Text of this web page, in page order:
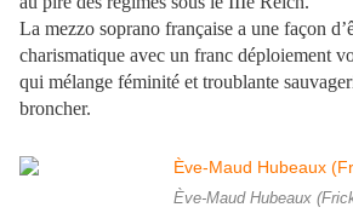
La mezzo soprano française a une façon
charismatique avec un franc déploiement
qui mélange féminité et troublante
broncher.
Ève-Maud Hubeaux